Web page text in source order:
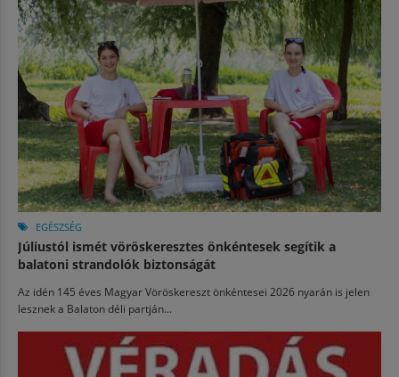
EGÉSZSÉG
Júliustól ismét vöröskeresztes önkéntesek segítik a
balatoni strandolók biztonságát
Az idén 145 éves Magyar Vöröskereszt önkéntesei 2026 nyarán is jelen
lesznek a Balaton déli partján...